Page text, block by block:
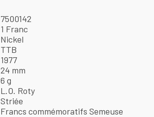
7500142
1 Franc
Nickel
TTB
1977
24 mm
6 g
L.O. Roty
Striée
Francs commémoratifs Semeuse